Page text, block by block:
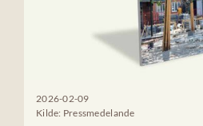
2026-02-09
Kilde: Pressmedelande